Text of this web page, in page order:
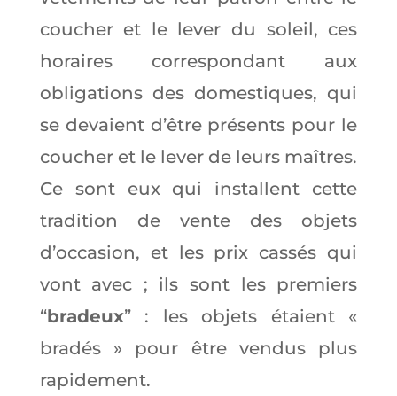
coucher et le lever du soleil, ces
horaires correspondant aux
obligations des domestiques, qui
se devaient d’être présents pour le
coucher et le lever de leurs maîtres.
Ce sont eux qui installent cette
tradition de vente des objets
d’occasion, et les prix cassés qui
vont avec ; ils sont les premiers
“bradeux” : les objets étaient «
bradés » pour être vendus plus
rapidement.